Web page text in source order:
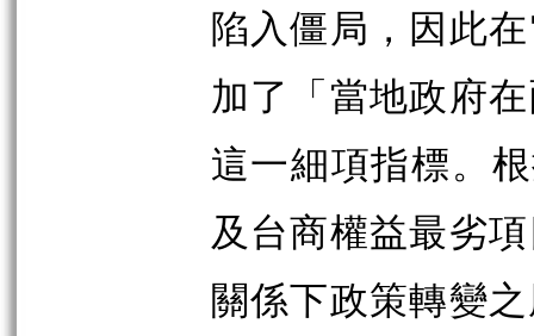
陷入僵局，因此
加了「當地政府
這一細項指標。
及台商權益最劣
關係下政策轉變